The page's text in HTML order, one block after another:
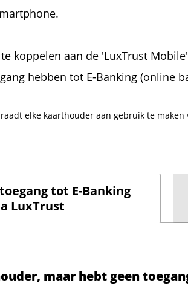
koppelen aan de 'LuxTrust
hebben tot E-Banking (online
elke kaarthouder aan gebruik te maken
tot E-Banking
LuxTrust
maar hebt geen